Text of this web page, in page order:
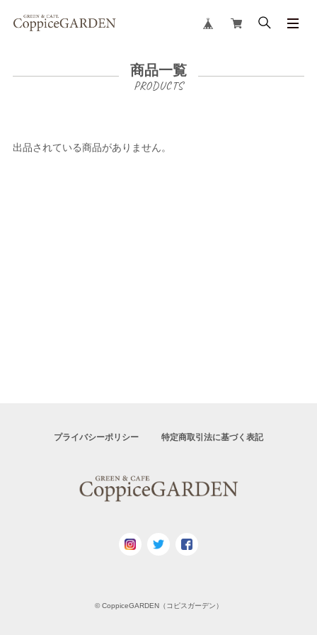
商品一覧
出品されている商品がありません。
プライバシーポリシー 特定商取引法に基づく表記
© CoppiceGARDEN（コピスガーデン）